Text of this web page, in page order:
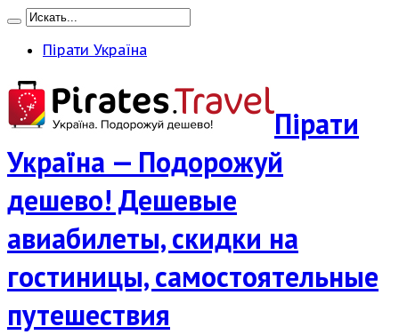
Пірати Україна
Пірати
Україна — Подорожуй
дешево! Дешевые
авиабилеты, скидки на
гостиницы, самостоятельные
путешествия